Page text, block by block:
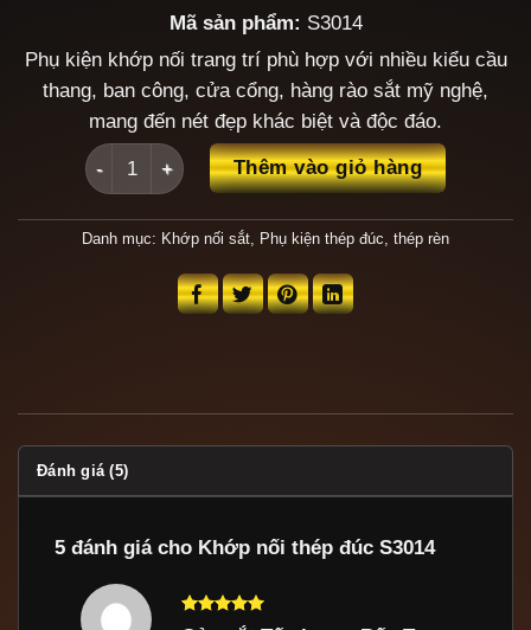
Mã sản phẩm: S3014
Phụ kiện khớp nối trang trí phù hợp với nhiều kiểu cầu
thang, ban công, cửa cổng, hàng rào sắt mỹ nghệ,
mang đến nét đẹp khác biệt và độc đáo.
Khớp nối thép đúc S3014 số lượng
Thêm vào giỏ hàng
Danh mục: Khớp nối sắt, Phụ kiện thép đúc, thép rèn
Đánh giá (5)
5 đánh giá cho Khớp nối thép đúc S3014